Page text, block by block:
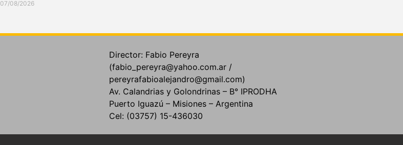
07/08/2026
Director: Fabio Pereyra
(fabio_pereyra@yahoo.com.ar /
pereyrafabioalejandro@gmail.com)
Av. Calandrias y Golondrinas – B° IPRODHA
Puerto Iguazú – Misiones – Argentina
Cel: (03757) 15-436030